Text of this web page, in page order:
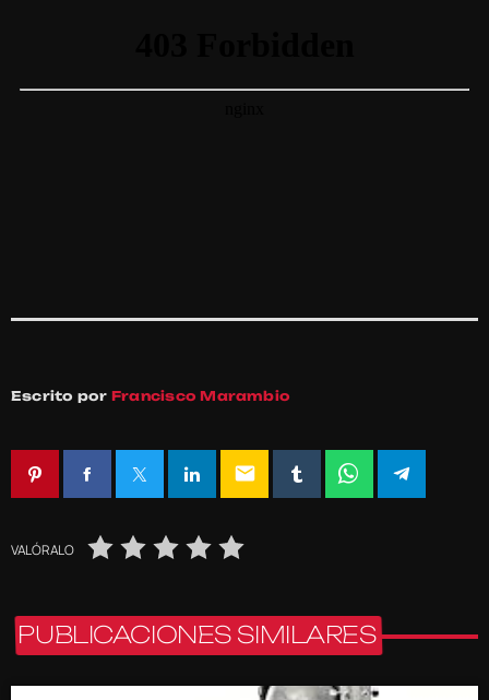
Escrito por Francisco Marambio
email
VALÓRALO
PUBLICACIONES SIMILARES